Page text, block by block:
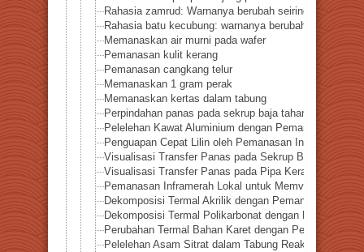
Rahasia zamrud: Warnanya berubah seiring panas
Rahasia batu kecubung: warnanya berubah seiring
Memanaskan air murni pada wafer
Pemanasan kulit kerang
Pemanasan cangkang telur
Memanaskan 1 gram perak
Memanaskan kertas dalam tabung
Perpindahan panas pada sekrup baja tahan karat
Pelelehan Kawat Aluminium dengan Pemanasan
Penguapan Cepat Lilin oleh Pemanasan Infrared
Visualisasi Transfer Panas pada Sekrup Besi dengan
Visualisasi Transfer Panas pada Pipa Keramik
Pemanasan Inframerah Lokal untuk
Dekomposisi Termal Akrilik dengan Pemanasan
Dekomposisi Termal Polikarbonat dengan Pemanasan
Perubahan Termal Bahan Karet dengan Pemanasan
Pelelehan Asam Sitrat dalam Tabung Reaksidengan